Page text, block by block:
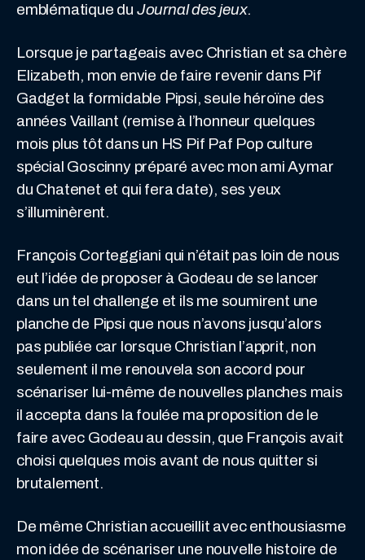
emblématique du Journal des jeux.
Lorsque je partageais avec Christian et sa chère
Elizabeth, mon envie de faire revenir dans Pif
Gadget la formidable Pipsi, seule héroïne des
années Vaillant (remise à l’honneur quelques
mois plus tôt dans un HS Pif Paf Pop culture
spécial Goscinny préparé avec mon ami Aymar
du Chatenet et qui fera date), ses yeux
s’illuminèrent.
François Corteggiani qui n’était pas loin de nous
eut l’idée de proposer à Godeau de se lancer
dans un tel challenge et ils me soumirent une
planche de Pipsi que nous n’avons jusqu’alors
pas publiée car lorsque Christian l’apprit, non
seulement il me renouvela son accord pour
scénariser lui-même de nouvelles planches mais
il accepta dans la foulée ma proposition de le
faire avec Godeau au dessin, que François avait
choisi quelques mois avant de nous quitter si
brutalement.
De même Christian accueillit avec enthousiasme
mon idée de scénariser une nouvelle histoire de